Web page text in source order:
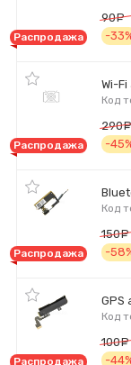
Распродажа
90
-
Wi-
Код
Распродажа
290
-
Код
Распродажа
150
-
GPS
Код
Распродажа
100
-